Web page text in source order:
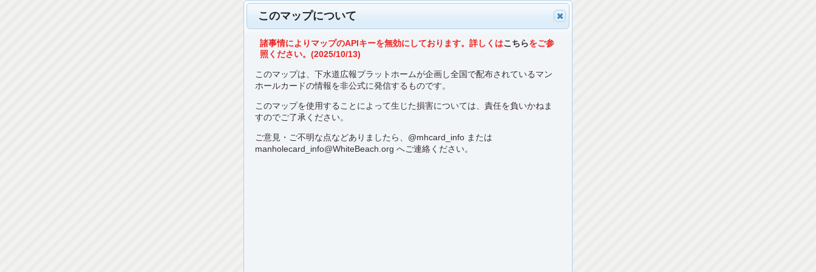
このマップについて
諸事情によりマップのAPIキーを無効にしております。詳しくはこちらをご参
照ください。(2025/10/13)
このマップは、下水道広報プラットホームが企画し全国で配布されているマン
ホールカードの情報を非公式に発信するものです。
このマップを使用することによって生じた損害については、責任を負いかねま
すのでご了承ください。
ご意見・ご不明な点などありましたら、 @mhcard_info または
manholecard_info@WhiteBeach.org へご連絡ください。